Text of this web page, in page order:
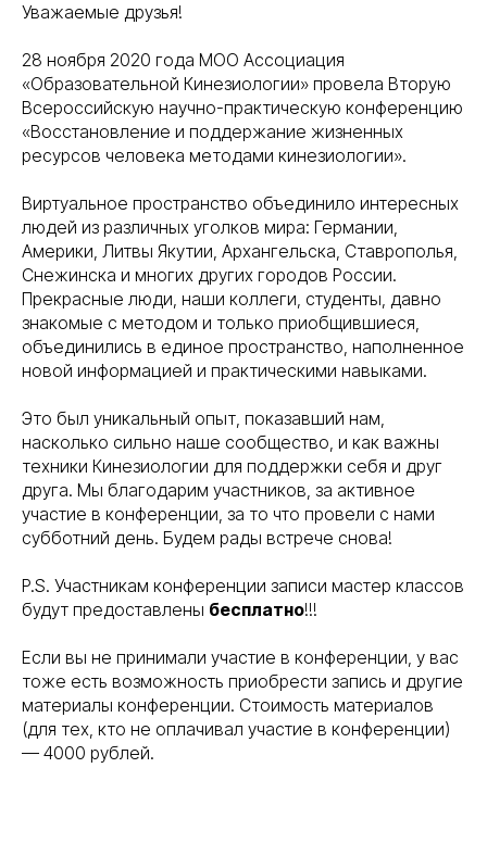
Уважаемые друзья!
28 ноября 2020 года МОО Ассоциация
«Образовательной Кинезиологии» провела Вторую
Всероссийскую научно-практическую конференцию
«Восстановление и поддержание жизненных
ресурсов человека методами кинезиологии».
Виртуальное пространство объединило интересных
людей из различных уголков мира: Германии,
Америки, Литвы Якутии, Архангельска, Ставрополья,
Снежинска и многих других городов России.
Прекрасные люди, наши коллеги, студенты, давно
знакомые с методом и только приобщившиеся,
объединились в единое пространство, наполненное
новой информацией и практическими навыками.
Это был уникальный опыт, показавший нам,
насколько сильно наше сообщество, и как важны
техники Кинезиологии для поддержки себя и друг
друга. Мы благодарим участников, за активное
участие в конференции, за то что провели с нами
субботний день. Будем рады встрече снова!
P.S. Участникам конференции записи мастер классов
будут предоставлены бесплатно!!!
Если вы не принимали участие в конференции, у вас
тоже есть возможность приобрести запись и другие
материалы конференции. Стоимость материалов
(для тех, кто не оплачивал участие в конференции)
— 4000 рублей.